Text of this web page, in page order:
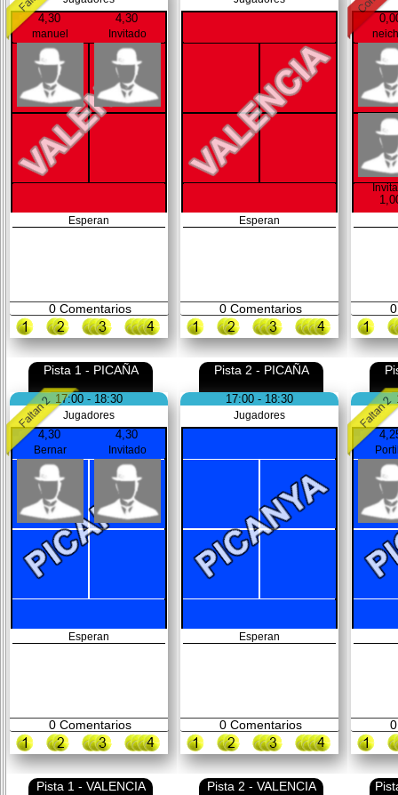
4,30
manuel
4,30
Invitado
Esperan
0Comentarios
Esperan
0Comentarios 0
Pista 1 - PICAÑA
17:00 - 18:30
Jugadores
4,30
Bernar
4,30
Invitado
Esperan
0Comentarios
Pista 2 - PICAÑA
17:00 - 18:30
Jugadores
Esperan
0Comentarios 0
Pista 1 - VALENCIA Pista 2 - VALENCIA